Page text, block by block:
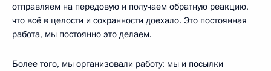
отправляем на передовую и получаем обратную реакцию,
что всё в целости и сохранности доехало. Это постоянная
работа, мы постоянно это делаем.
Более того, мы организовали работу: мы и посылки